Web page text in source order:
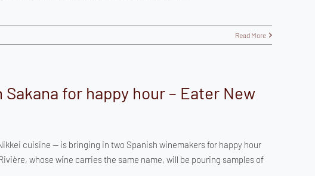
Read More
for happy hour – Eater New
cuisine — is bringing in two Spanish winemakers for happy hour
whose wine carries the same name, will be pouring samples of